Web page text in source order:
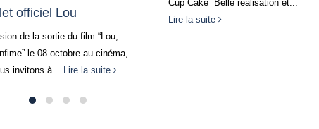
et la gomme, découvrez aujourd’hui le